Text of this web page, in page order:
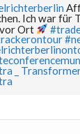
Ich war für
Ort
_